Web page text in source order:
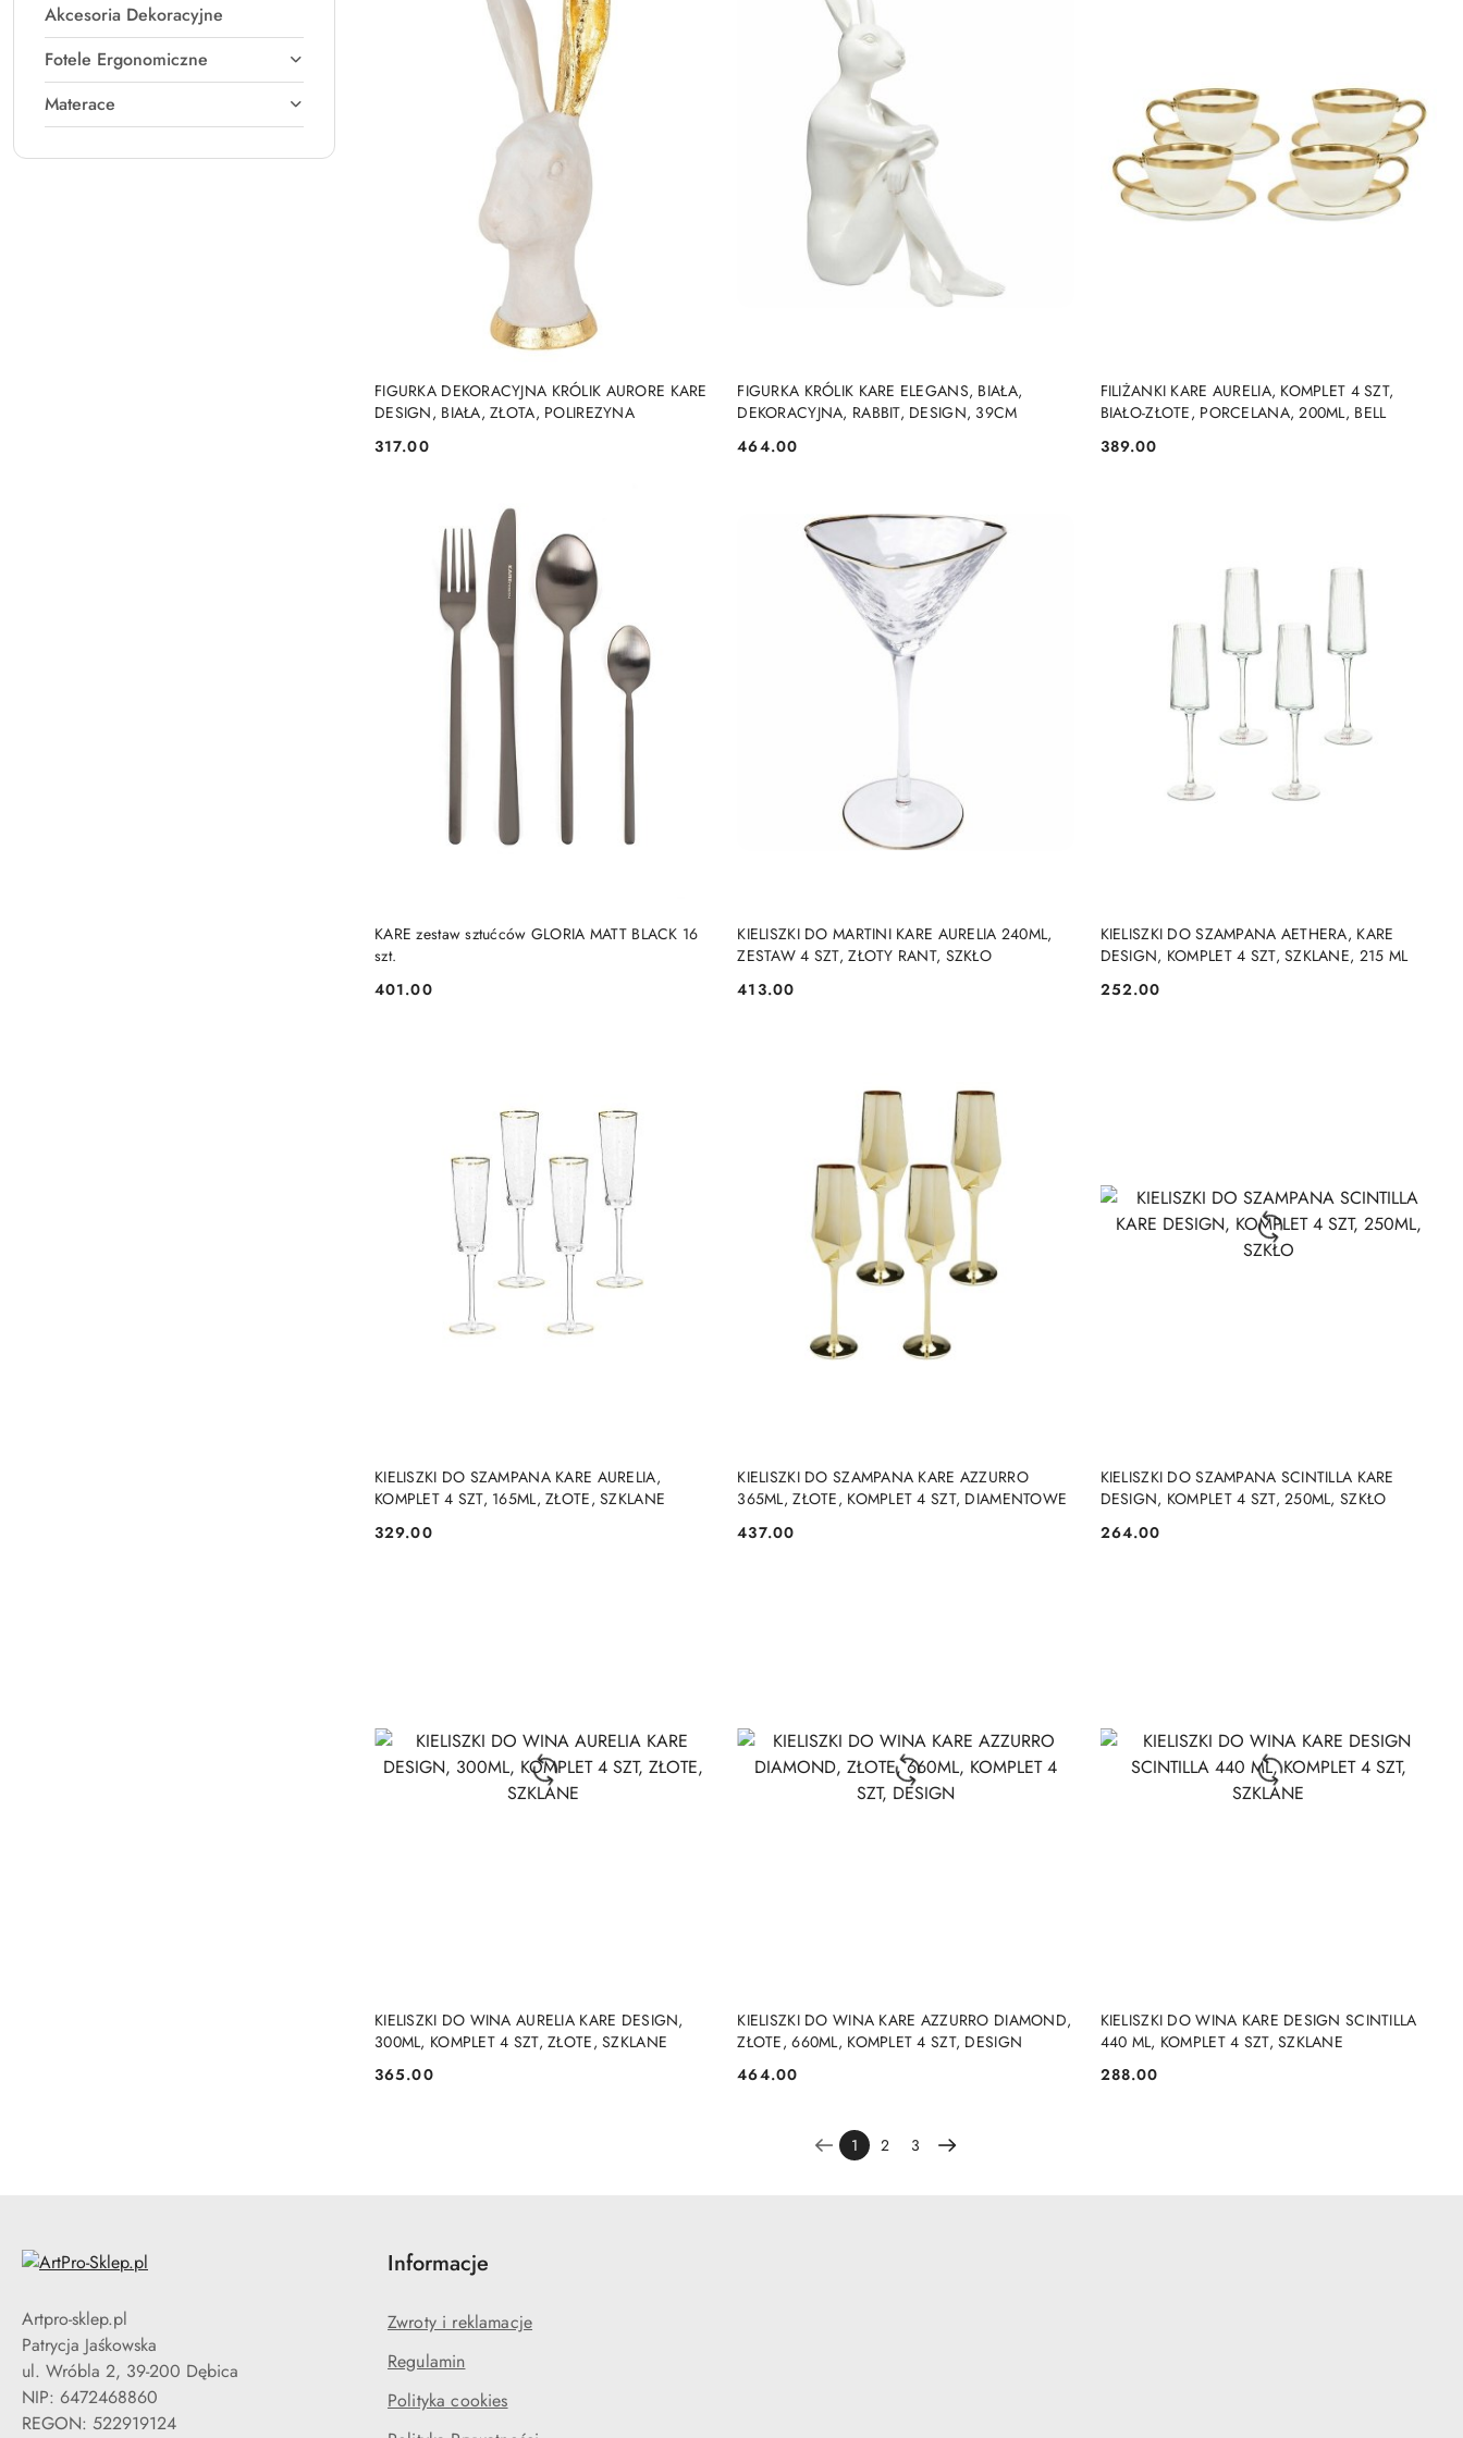
Akcesoria Dekoracyjne
Fotele Ergonomiczne
Materace
FIGURKA DEKORACYJNA KRÓLIK AURORE KARE
DESIGN, BIAŁA, ZŁOTA, POLIREZYNA
Cena:
317.00
DO KOSZYKA
FIGURKA KRÓLIK KARE ELEGANS, BIAŁA,
DEKORACYJNA, RABBIT, DESIGN, 39CM
Cena:
464.00
DO KOSZYKA
FILIŻANKI KARE AURELIA, KOMPLET 4 SZT,
BIAŁO-ZŁOTE, PORCELANA, 200ML, BELL
Cena:
389.00
DO KOSZYKA
KARE zestaw sztućców GLORIA MATT BLACK 16
szt.
Cena:
401.00
DO KOSZYKA
KIELISZKI DO MARTINI KARE AURELIA 240ML,
ZESTAW 4 SZT, ZŁOTY RANT, SZKŁO
Cena:
413.00
DO KOSZYKA
KIELISZKI DO SZAMPANA AETHERA, KARE
DESIGN, KOMPLET 4 SZT, SZKLANE, 215 ML
Cena:
252.00
DO KOSZYKA
KIELISZKI DO SZAMPANA KARE AURELIA,
KOMPLET 4 SZT, 165ML, ZŁOTE, SZKLANE
Cena:
329.00
DO KOSZYKA
KIELISZKI DO SZAMPANA KARE AZZURRO
365ML, ZŁOTE, KOMPLET 4 SZT, DIAMENTOWE
Cena:
437.00
DO KOSZYKA
KIELISZKI DO SZAMPANA SCINTILLA KARE
DESIGN, KOMPLET 4 SZT, 250ML, SZKŁO
Cena:
264.00
DO KOSZYKA
KIELISZKI DO WINA AURELIA KARE DESIGN,
300ML, KOMPLET 4 SZT, ZŁOTE, SZKLANE
Cena:
365.00
DO KOSZYKA
KIELISZKI DO WINA KARE AZZURRO DIAMOND,
ZŁOTE, 660ML, KOMPLET 4 SZT, DESIGN
Cena:
464.00
DO KOSZYKA
KIELISZKI DO WINA KARE DESIGN SCINTILLA
440 ML, KOMPLET 4 SZT, SZKLANE
Cena:
288.00
DO KOSZYKA
1 2 3
Artpro-sklep.pl
Patrycja Jaśkowska
ul. Wróbla 2, 39-200 Dębica
NIP: 6472468860
Informacje
Zwroty i reklamacje
Regulamin
Polityka cookies